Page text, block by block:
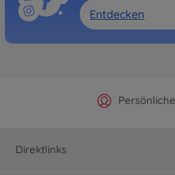
Entdecken
Offizieller
Schnelle
Direktlinks